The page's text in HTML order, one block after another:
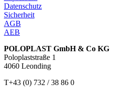
Datenschutz
Sicherheit
AGB
AEB
POLOPLAST GmbH & Co KG
Poloplaststraße 1
4060 Leonding
T+43 (0) 732 / 38 86 0